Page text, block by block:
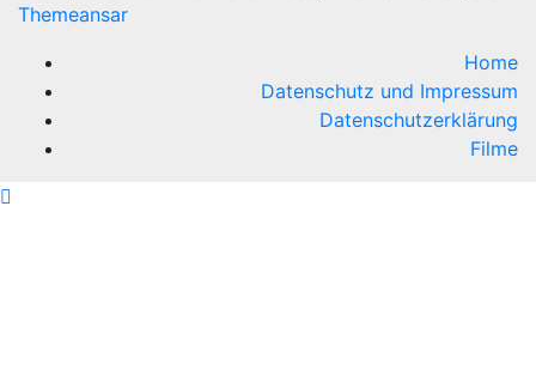
Themeansar
Home
Datenschutz und Impressum
Datenschutzerklärung
Filme